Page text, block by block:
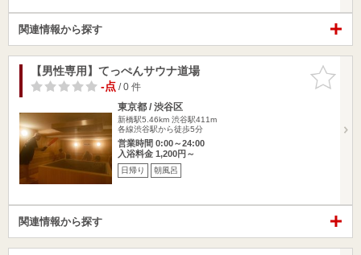
関連情報から探す
お気に入
りに追加
【男性専用】てっぺんサウナ道場
-点/ 0 件
東京都 / 渋谷区
新橋駅5.46km 渋谷駅411m
各線渋谷駅から徒歩5分
営業時間 0:00～24:00
入浴料金 1,200円～
日帰り 朝風呂
関連情報から探す